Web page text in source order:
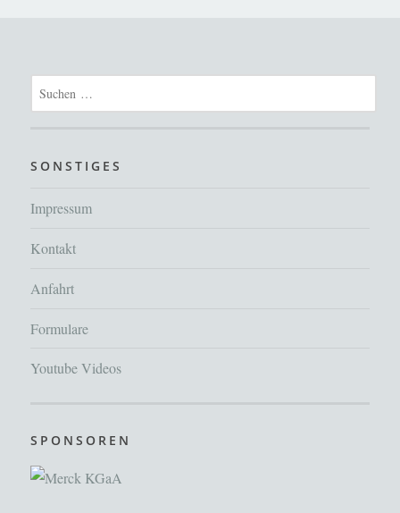
Suchen
nach:
SONSTIGES
Impressum
Kontakt
Anfahrt
Formulare
Youtube Videos
SPONSOREN